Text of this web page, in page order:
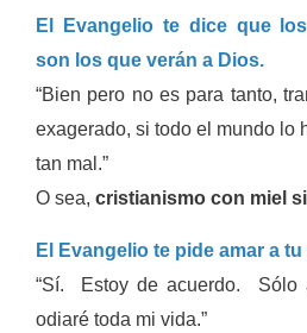
El Evangelio te dice que
son los que verán a Dios.
“Bien pero no es para tanto,
exagerado, si todo el mundo lo
tan mal.”
O sea, cristianismo con miel
El Evangelio te pide amar a
“Sí. Estoy de acuerdo. Sólo
odiaré toda mi vida.”